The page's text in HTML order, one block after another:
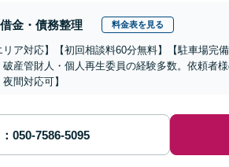
借金・債務整理 料金表を見る
リア対応】【初回相談料60分無料】【駐車場
破産管財人・個人再生委員の経験多数。依頼者
夜間対応可】